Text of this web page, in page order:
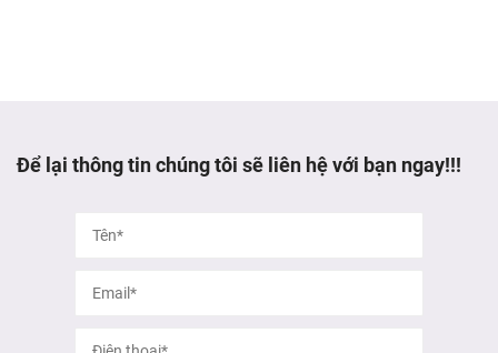
Để lại thông tin chúng tôi sẽ liên hệ với bạn ngay!!!